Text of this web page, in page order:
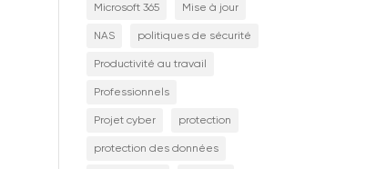
Microsoft 365 Mise à jour
NAS politiques de sécurité
Productivité au travail
Professionnels
Projet cyber protection
protection des données